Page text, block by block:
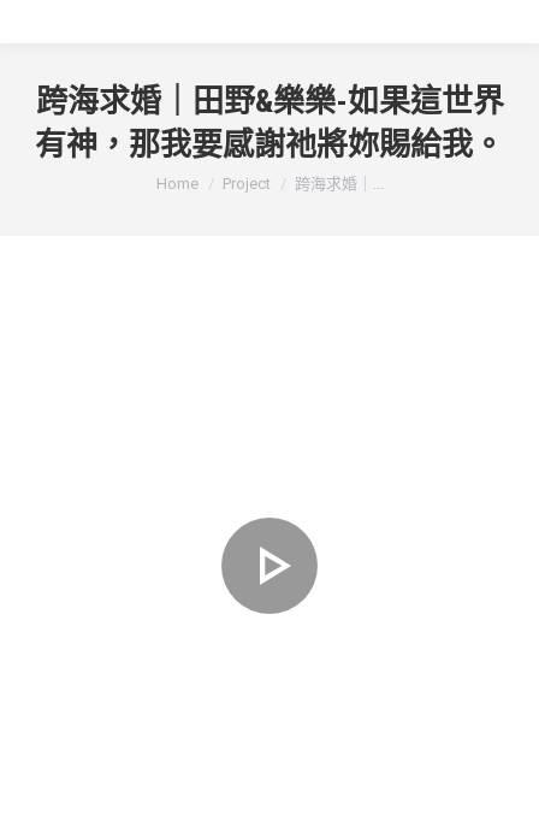
跨海求婚｜田野&樂樂-如果這世界
有神，那我要感謝祂將妳賜給我。
You are here:
Home Project 跨海求婚｜...